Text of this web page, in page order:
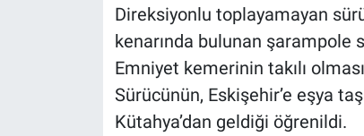
Direksiyonlu toplayamayan
kenarında bulunan şarampole
Emniyet kemerinin takılı
Sürücünün, Eskişehir’e eşya
Kütahya’dan geldiği öğrenildi.